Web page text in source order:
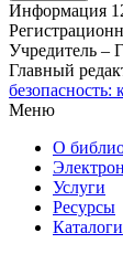
Информация
Учредитель –
Главный
безопасность:
Меню
О
Услуги
Ресурсы
Каталоги